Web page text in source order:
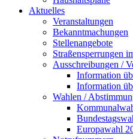
Aktuelles
Veranstaltungen
Bekanntmachungen
Stellenangebote
Straßensperrungen
Ausschreibungen /
Information
Information
Wahlen /
Europawahl